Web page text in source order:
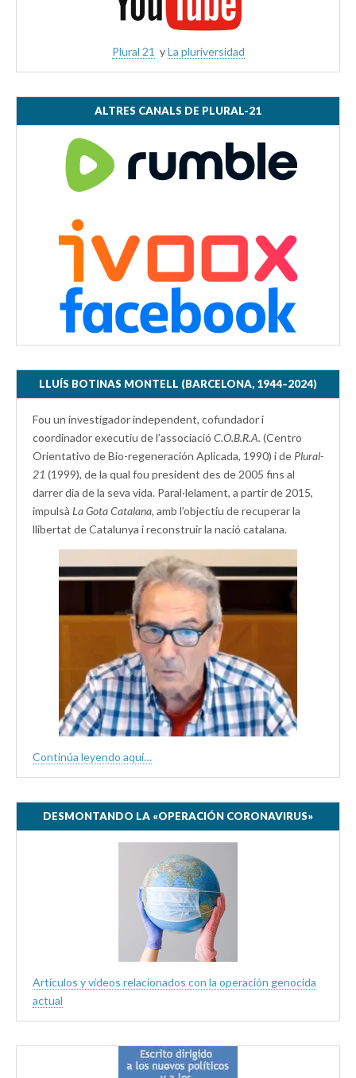
Plural 21 yLa pluriversidad
ALTRES CANALS DE PLURAL-21
LLUÍS BOTINAS MONTELL (BARCELONA, 1944–2024)
Fou un investigador independent, cofundador i
coordinador executiu de l’associació C.O.B.R.A. (Centro
Orientativo de Bio-regeneración Aplicada, 1990) i de Plural-
21 (1999), de la qual fou president des de 2005 fins al
darrer dia de la seva vida. Paral·lelament, a partir de 2015,
impulsà La Gota Catalana, amb l’objectiu de recuperar la
llibertat de Catalunya i reconstruir la nació catalana.
Continúa leyendo aquí…
DESMONTANDO LA «OPERACIÓN CORONAVIRUS»
Artículos y videos relacionados con la operación genocida
actual